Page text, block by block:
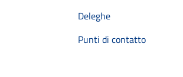
Deleghe
Punti di contatto